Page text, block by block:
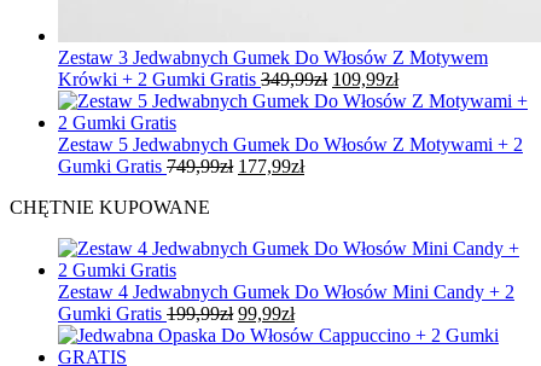
Zestaw 3 Jedwabnych Gumek Do Włosów Z Motywem
Krówki + 2 Gumki Gratis 349,99zł Pierwotna
cena
349,99zł.
109,99złAktualna
cena
109,99zł.
Zestaw 5 Jedwabnych Gumek Do Włosów Z Motywami + 2
Gumki Gratis 749,99zł Pierwotna
177,99złAktualna
CHĘTNIE KUPOWANE
Zestaw 4 Jedwabnych Gumek Do Włosów Mini Candy + 2
Gumki Gratis 199,99zł Pierwotna
cena
99,99złAktualna
cena